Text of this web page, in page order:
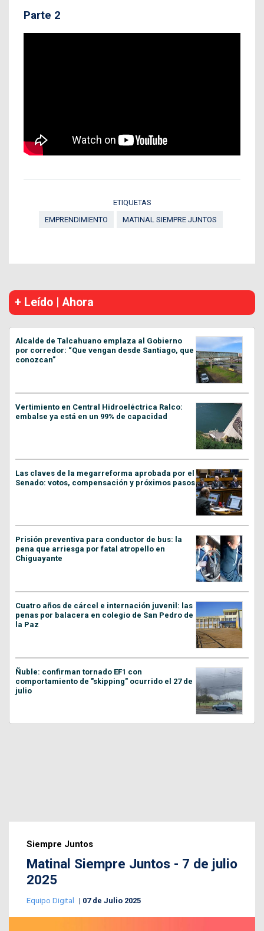
Parte 2
ETIQUETAS
EMPRENDIMIENTO
MATINAL SIEMPRE JUNTOS
+ Leído | Ahora
Alcalde de Talcahuano emplaza al Gobierno
por corredor: “Que vengan desde Santiago, que
conozcan”
Vertimiento en Central Hidroeléctrica Ralco:
embalse ya está en un 99% de capacidad
Las claves de la megarreforma aprobada por el
Senado: votos, compensación y próximos pasos
Prisión preventiva para conductor de bus: la
pena que arriesga por fatal atropello en
Chiguayante
Cuatro años de cárcel e internación juvenil: las
penas por balacera en colegio de San Pedro de
la Paz
Ñuble: confirman tornado EF1 con
comportamiento de "skipping" ocurrido el 27 de
julio
Siempre Juntos
Matinal Siempre Juntos - 7 de julio
2025
Equipo Digital 07 de Julio 2025